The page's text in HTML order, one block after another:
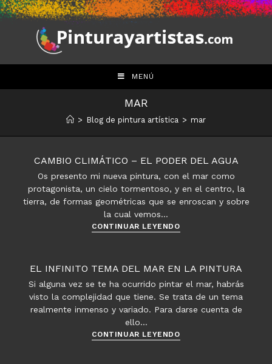
Saltar
al
contenido
MENÚ
MAR
> Blog de pintura artística > mar
CAMBIO CLIMÁTICO – EL PODER DEL AGUA
Os presento mi nueva pintura, con el mar como
protagonista, un cielo tormentoso, y en el centro, la
tierra, de formas geométricas que se enroscan y sobre
la cual vemos…
CONTINUAR LEYENDOCambio
El
del
agua
EL INFINITO TEMA DEL MAR EN LA PINTURA
Si alguna vez se te ha ocurrido pintar el mar, habrás
visto la complejidad que tiene. Se trata de un tema
realmente inmenso y variado. Para darse cuenta de
ello…
CONTINUAR LEYENDOEl